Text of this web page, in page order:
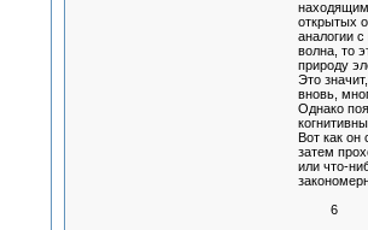
открытых
аналогии
волна, то
природу
Это
вновь,
Однако
Вот как
затем
или что-
6